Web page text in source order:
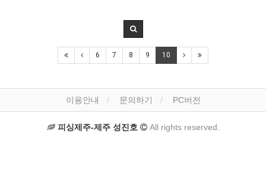
6 7 8 9 10
이용안내 문의하기 PC버전
피싱제주-제주 성진호 All rights reserved.